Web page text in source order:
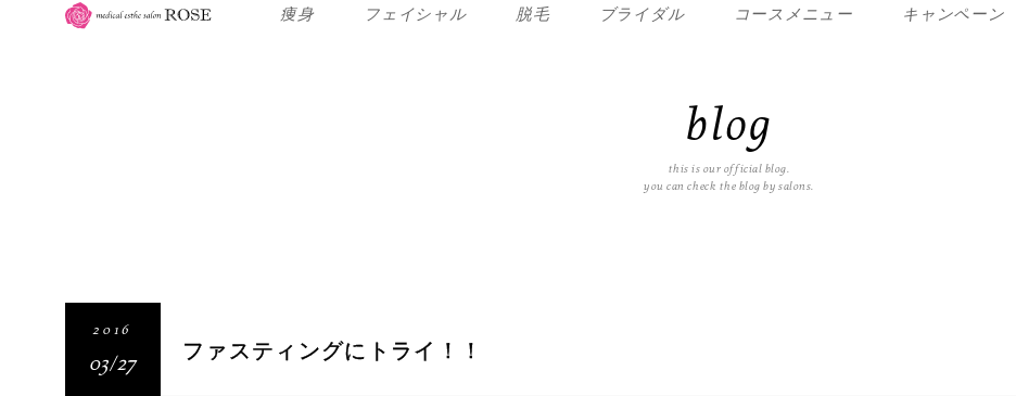
痩身 フェイシャル 脱毛 ブライダル コースメニュー キャンペーン
blog
this is our official blog.
you can check the blog by salons.
2016
03/27 ファスティングにトライ！！